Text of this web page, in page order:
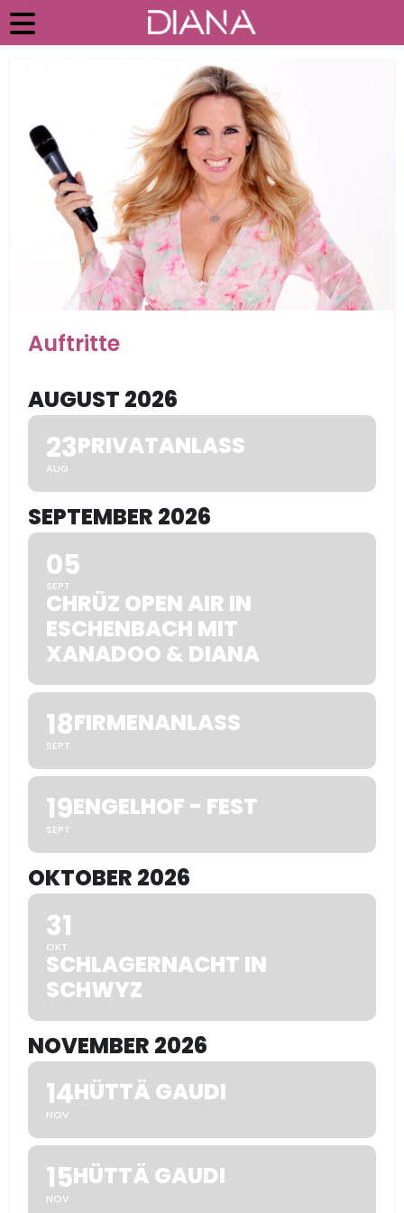
Auftritte
AUGUST 2026
23
AUG
PRIVATANLASS
SEPTEMBER 2026
05
SEPT
CHRÜZ OPEN AIR IN
ESCHENBACH MIT
XANADOO & DIANA
18
SEPT
FIRMENANLASS
19
SEPT
ENGELHOF - FEST
OKTOBER 2026
31
OKT
SCHLAGERNACHT IN
SCHWYZ
NOVEMBER 2026
14
NOV
HÜTTÄ GAUDI
15
NOV
HÜTTÄ GAUDI